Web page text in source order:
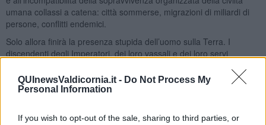
QUInewsValdicornia.it - Do Not Process My
Personal Information
If you wish to opt-out of the sale, sharing to third parties, or
umana collassi a catena: città sommerse, migrazioni di miliardi di
persone, conflitti endemici.
Solo allora finirà la presenza stupida dell’uomo sulla Terra. I
discendenti degli Imperatori, dei loro vassali e dei loro servi
potere vittimistico paranoideo che li ha preceduti?
Adolfo Santoro